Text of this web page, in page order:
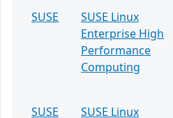
SUSE
SUSE Linux
Enterprise High
Performance
Computing
SUSE
SUSE Linux